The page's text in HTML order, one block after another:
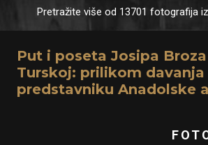
Pretražite više od 13701 fotografija
Put i poseta Josipa
Turskoj: prilikom davanja
predstavniku Anadolske